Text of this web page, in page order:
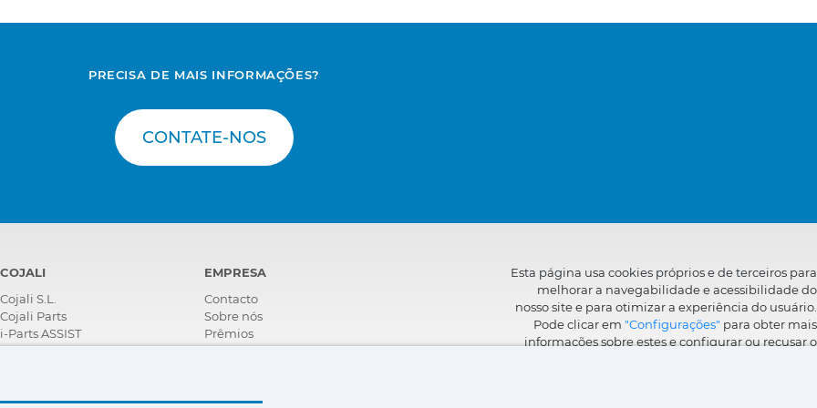
ADAS obrigatório. Consulte o catálogo Jaltest Tools.
ADAS. Consulte o catálogo Jaltest Tools.
PRECISA DE MAIS INFORMAÇÕES?
CONTATE-NOS
COJALI
Cojali S.L.
Cojali Parts
i-Parts ASSIST
EMPRESA
Contacto
Sobre nós
Prêmios
Certificações
Seja um distribuidor
Esta página usa cookies próprios e de terceiros para
melhorar a navegabilidade e acessibilidade do
nosso site e para otimizar a experiência do usuário.
Pode clicar em "Configurações" para obter mais
informações sobre estes e configurar ou recusar o